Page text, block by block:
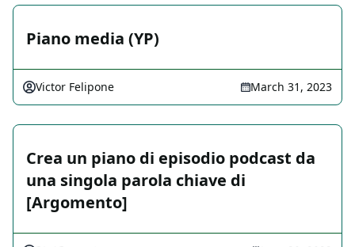
Piano media (YP)
Victor Felipone March 31, 2023
Crea un piano di episodio podcast da
una singola parola chiave di
[Argomento]